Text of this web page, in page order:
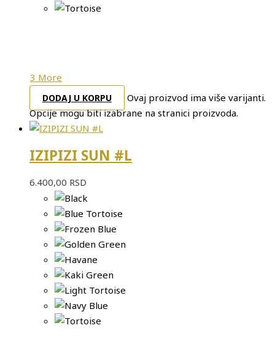
3 More
DODAJ U KORPU
Ovaj proizvod ima više varijanti.
Opcije mogu biti izabrane na stranici proizvoda.
IZIPIZI SUN #L
6.400,00 RSD